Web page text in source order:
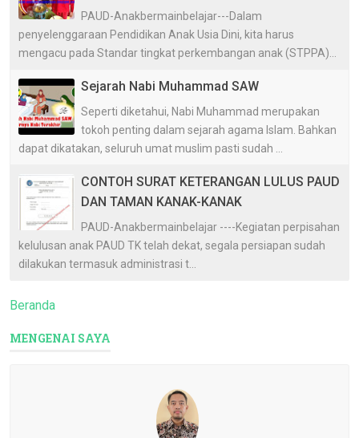
PAUD-Anakbermainbelajar---Dalam
penyelenggaraan Pendidikan Anak Usia Dini, kita harus
mengacu pada Standar tingkat perkembangan anak (STPPA)...
Sejarah Nabi Muhammad SAW
Seperti diketahui, Nabi Muhammad merupakan
tokoh penting dalam sejarah agama Islam. Bahkan
dapat dikatakan, seluruh umat muslim pasti sudah ...
CONTOH SURAT KETERANGAN LULUS PAUD
DAN TAMAN KANAK-KANAK
PAUD-Anakbermainbelajar ----Kegiatan perpisahan
kelulusan anak PAUD TK telah dekat, segala persiapan sudah
dilakukan termasuk administrasi t...
Beranda
MENGENAI SAYA